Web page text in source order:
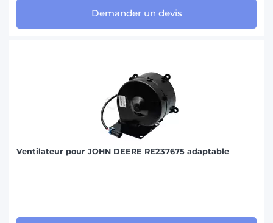
Demander un devis
Ventilateur pour JOHN DEERE RE237675 adaptable